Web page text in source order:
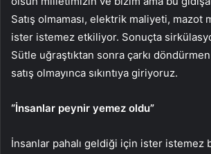
Satış olmaması, elektrik maliyeti, mazot
ister istemez etkiliyor. Sonuçta
Sütle uğraştıktan sonra çarkı
satış olmayınca sıkıntıya giriyoruz.
“İnsanlar peynir yemez oldu”
İnsanlar pahalı geldiği için ister istemez